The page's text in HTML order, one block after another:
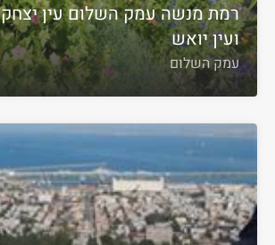
רמת מנשה עמק השלום עין יצחק
ועין יואש
עמק השלום